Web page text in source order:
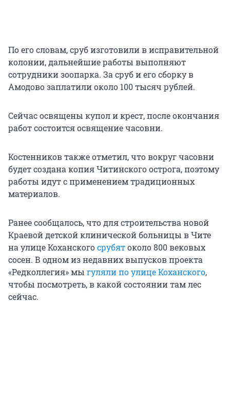
По его словам, сруб изготовили в исправительной
колонии, дальнейшие работы выполняют
сотрудники зоопарка. За сруб и его сборку в
Амодово заплатили около 100 тысяч рублей.
Сейчас освящены купол и крест, после окончания
работ состоится освящение часовни.
Костенников также отметил, что вокруг часовни
будет создана копия Читинского острога, поэтому
работы идут с применением традиционных
материалов.
Ранее сообщалось, что для строительства новой
Краевой детской клинической больницы в Чите
на улице Коханскогосрубятоколо 800 вековых
сосен. В одном из недавних выпусков проекта
«Редколлегия» мы гуляли по улице Коханского,
чтобы посмотреть, в какой состоянии там лес
сейчас.